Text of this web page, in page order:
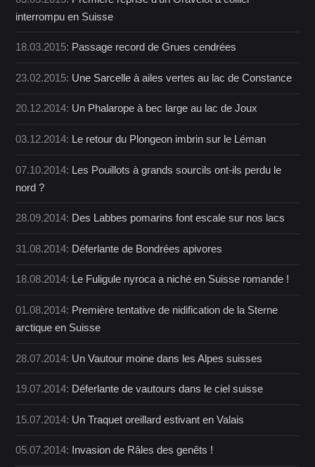
interrompu en Suisse
18.03.2015: Passage record de Grues cendrées
23.02.2015: Une Sarcelle à ailes vertes au lac de Constance
20.12.2014: Un Phalarope à bec large au lac de Joux
03.12.2014: Le retour du Plongeon imbrin sur le Léman
07.10.2014: Les Pouillots à grands sourcils ont-ils perdu le
nord ?
28.09.2014: Des Labbes pomarins font escale sur nos lacs
31.08.2014: Déferlante de Bondrées apivores
18.08.2014: Le Fuligule nyroca a niché en Suisse romande !
01.08.2014: Première tentative de nidification de la Sterne
arctique en Suisse
28.07.2014: Un Vautour moine dans les Alpes suisses
19.07.2014: Déferlante de vautours dans le ciel suisse
15.07.2014: Un Traquet oreillard estivant en Valais
05.07.2014: Invasion de Râles des genêts !